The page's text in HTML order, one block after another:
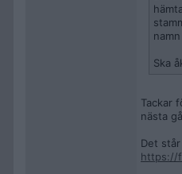
Ska
Tackar
nästa
Det
https://